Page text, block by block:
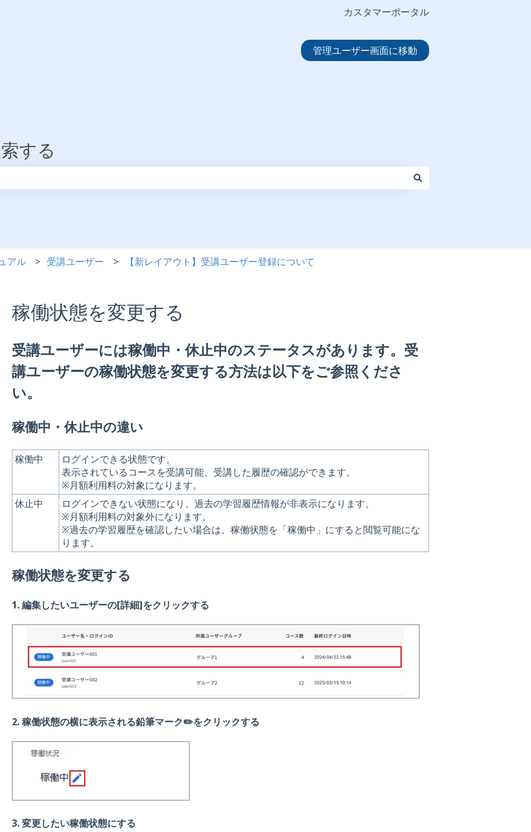
カスタマーポータル
管理ユーザー画面に移動
する
アル 受講ユーザー 【新レイアウト】受講ユーザー登録について
稼働状態を変更する
受講ユーザーには稼働中・休止中のステータスがあります。受
講ユーザーの稼働状態を変更する方法は以下をご参照くださ
い。
稼働中・休止中の違い
稼働中
ログインできる状態です。
表示されているコースを受講可能、受講した履歴の確認ができます。
※月額利用料の対象になります。
休止中
ログインできない状態になり、過去の学習履歴情報が非表示になります。
※月額利用料の対象外になります。
※過去の学習履歴を確認したい場合は、稼働状態を「稼働中」にすると閲覧可能にな
ります。
稼働状態を変更する
1. 編集したいユーザーの[詳細]をクリックする
2. 稼働状態の横に表示される鉛筆マーク✏️をクリックする
3. 変更したい稼働状態にする